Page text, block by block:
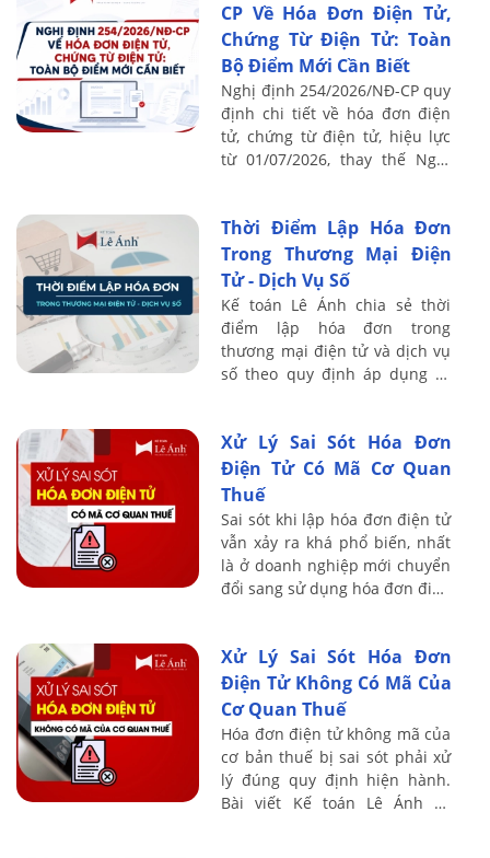
CP Về Hóa Đơn Điện Tử,
Chứng Từ Điện Tử: Toàn
Bộ Điểm Mới Cần Biết
Nghị định 254/2026/NĐ-CP quy
định chi tiết về hóa đơn điện
tử, chứng từ điện tử, hiệu lực
từ 01/07/2026, thay thế Nghị
tuy ...
Thời Điểm Lập Hóa Đơn
Trong Thương Mại Điện
Tử - Dịch Vụ Số
Kế toán Lê Ánh chia sẻ thời
điểm lập hóa đơn trong
thương mại điện tử và dịch vụ
số theo quy định áp dụng từ
lập hóa ...
Xử Lý Sai Sót Hóa Đơn
Điện Tử Có Mã Cơ Quan
Thuế
Sai sót khi lập hóa đơn điện tử
vẫn xảy ra khá phổ biến, nhất
là ở doanh nghiệp mới chuyển
đổi sang sử dụng hóa đơn điện
Xử Lý Sai Sót Hóa Đơn
Điện Tử Không Có Mã Của
Cơ Quan Thuế
Hóa đơn điện tử không mã của
cơ bản thuế bị sai sót phải xử
lý đúng quy định hiện hành.
Bài viết Kế toán Lê Ánh sẽ